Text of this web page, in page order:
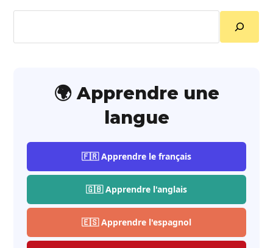
🌍 Apprendre une
langue
🇫🇷 Apprendre le français
🇬🇧 Apprendre l'anglais
🇪🇸 Apprendre l'espagnol